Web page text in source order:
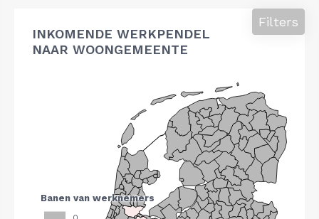
INKOMENDE WERKPENDEL
NAAR WOONGEMEENTE
Filters